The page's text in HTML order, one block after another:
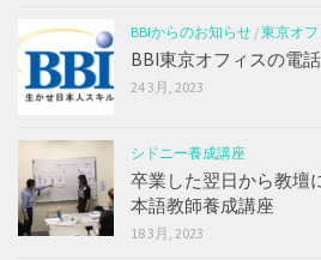
BBIからのお知らせ /東京オフ
BBI東京オフィスの電
24 3月, 2023
シドニー養成講座
卒業した翌日から教壇
本語教師養成講座
18 3月, 2023